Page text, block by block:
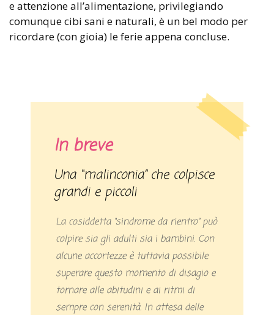
e attenzione all’alimentazione, privilegiando
comunque cibi sani e naturali, è un bel modo per
ricordare (con gioia) le ferie appena concluse.
In breve
Una “malinconia” che colpisce
grandi e piccoli
La cosiddetta “sindrome da rientro” può
colpire sia gli adulti sia i bambini. Con
alcune accortezze è tuttavia possibile
superare questo momento di disagio e
tornare alle abitudini e ai ritmi di
sempre con serenità. In attesa delle